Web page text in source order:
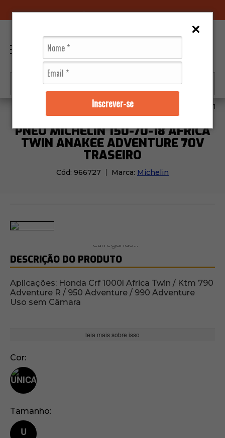
Inscrever-se
Pneu Michelin 150-70-18 Africa
PNEU MICHELIN 150-70-18 AFRICA
TWIN ANAKEE ADVENTURE 70V
TRASEIRO
Cód: 966727 Marca: Michelin
DESCRIÇÃO DO PRODUTO
Aplicações: Honda Crf 1000l Africa Twin / Ktm 790
Adventure R / 950 Adventure / 990 Adventure
Uso sem Câmara
leia mais sobre isso
Cor
Tamanho
U